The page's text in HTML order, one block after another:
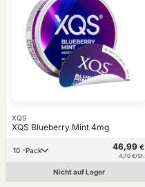
XQS
XQS Blueberry Mint 4mg
10 -Pack 46,99 €
4,70 €/St.
Nicht auf Lager